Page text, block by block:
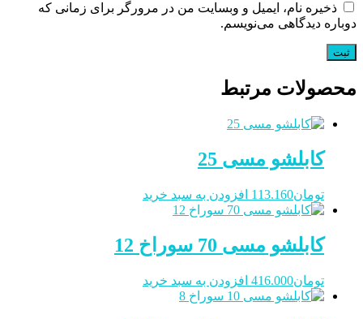
ذخیره نام، ایمیل و وبسایت من در مرورگر برای زمانی که
دوباره دیدگاهی می‌نویسم.
محصولات مرتبط
کابلشو مسی 25
تومان113.160 افزودن به سبد خرید
کابلشو مسی 70 سوراخ 12
تومان416.000 افزودن به سبد خرید